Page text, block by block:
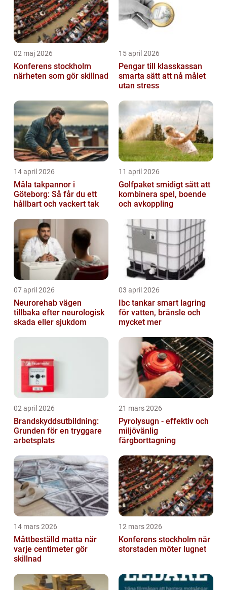
02 maj 2026
Konferens stockholm
närheten som gör skillnad
15 april 2026
Pengar till klasskassan
smarta sätt att nå målet
utan stress
14 april 2026
Måla takpannor i
Göteborg: Så får du ett
hållbart och vackert tak
11 april 2026
Golfpaket smidigt sätt att
kombinera spel, boende
och avkoppling
07 april 2026
Neurorehab vägen
tillbaka efter neurologisk
skada eller sjukdom
03 april 2026
Ibc tankar smart lagring
för vatten, bränsle och
mycket mer
02 april 2026
Brandskyddsutbildning:
Grunden för en tryggare
arbetsplats
21 mars 2026
Pyrolysugn - effektiv och
miljövänlig
färgborttagning
14 mars 2026
Måttbeställd matta när
varje centimeter gör
skillnad
12 mars 2026
Konferens stockholm när
storstaden möter lugnet